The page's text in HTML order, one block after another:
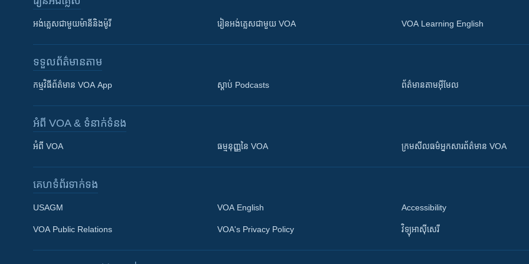
អង់គ្លេស​ជាមួយ​ម៉ានី​និង​ម៉ូរី រៀន​​​​​​អង់គ្លេស​​ជាមួយ VOA VOA Learning English
ទទួល​ព័ត៌មាន​តាម
កម្មវិធី​ព័ត៌មាន VOA App ស្តាប់ Podcasts ព័ត៌មាន​តាម​អ៊ីមែល
អំពី​ VOA & ទំនាក់ទំនង
អំពី​ VOA ធម្មនុញ្ញ​នៃ VOA ក្រម​​​សីលធម៌​​​អ្នក​​​សារព័ត៌មាន VOA
គេហទំព័រ​​ទាក់ទង
USAGM
VOA Public Relations
VOA English
VOA's Privacy Policy
Accessibility
វិទ្យុ​អាស៊ី​សេរី